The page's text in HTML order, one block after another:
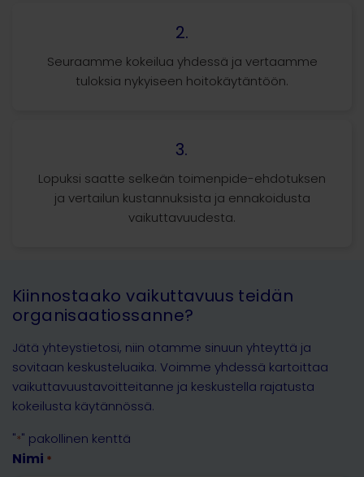
2.
Seuraamme kokeilua yhdessä ja vertaamme
tuloksia nykyiseen hoitokäytäntöön.
3.
Lopuksi saatte selkeän toimenpide-ehdotuksen
ja vertailun kustannuksista ja ennakoidusta
vaikuttavuudesta.
Kiinnostaako vaikuttavuus teidän
organisaatiossanne?
Jätä yhteystietosi, niin otamme sinuun yhteyttä ja
sovitaan keskusteluaika. Voimme yhdessä kartoittaa
vaikuttavuustavoitteitanne ja keskustella rajatusta
kokeilusta käytännössä.
"*" pakollinen kenttä
Nimi *